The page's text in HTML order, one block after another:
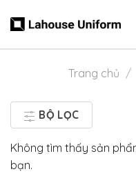
Trang chủ /
BỘ LỌC
Không tìm thấy sản
bạn.